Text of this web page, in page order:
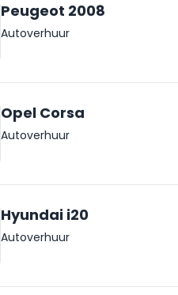
Peugeot 2008
Autoverhuur
Opel Corsa
Autoverhuur
Hyundai i20
Autoverhuur